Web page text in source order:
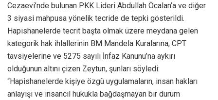
Cezaevi’nde bulunan PKK Lideri Abdullah Öcalan’a ve diğer
3 siyasi mahpusa yönelik tecride de tepki gösterildi.
Hapishanelerde tecrit başta olmak üzere meydana gelen
kategorik hak ihlallerinin BM Mandela Kuralarına, CPT
tavsiyelerine ve 5275 sayılı İnfaz Kanunu’na aykırı
olduğunun altını çizen Zeytun, şunları söyledi:
“Hapishanelerde kişiye özgü uygulamaların, insan hakları
anlayışı ve insancıl hukukla bağdaşmayan bir durum